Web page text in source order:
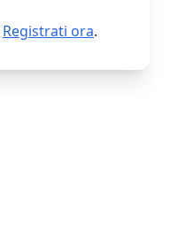
Registrati ora.